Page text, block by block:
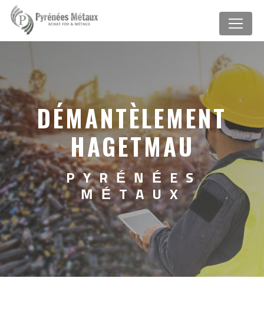
DÉMANTÈLEMENT
HAGETMAU
PYRÉNÉES
MÉTAUX
Panneau de gestion des cookies